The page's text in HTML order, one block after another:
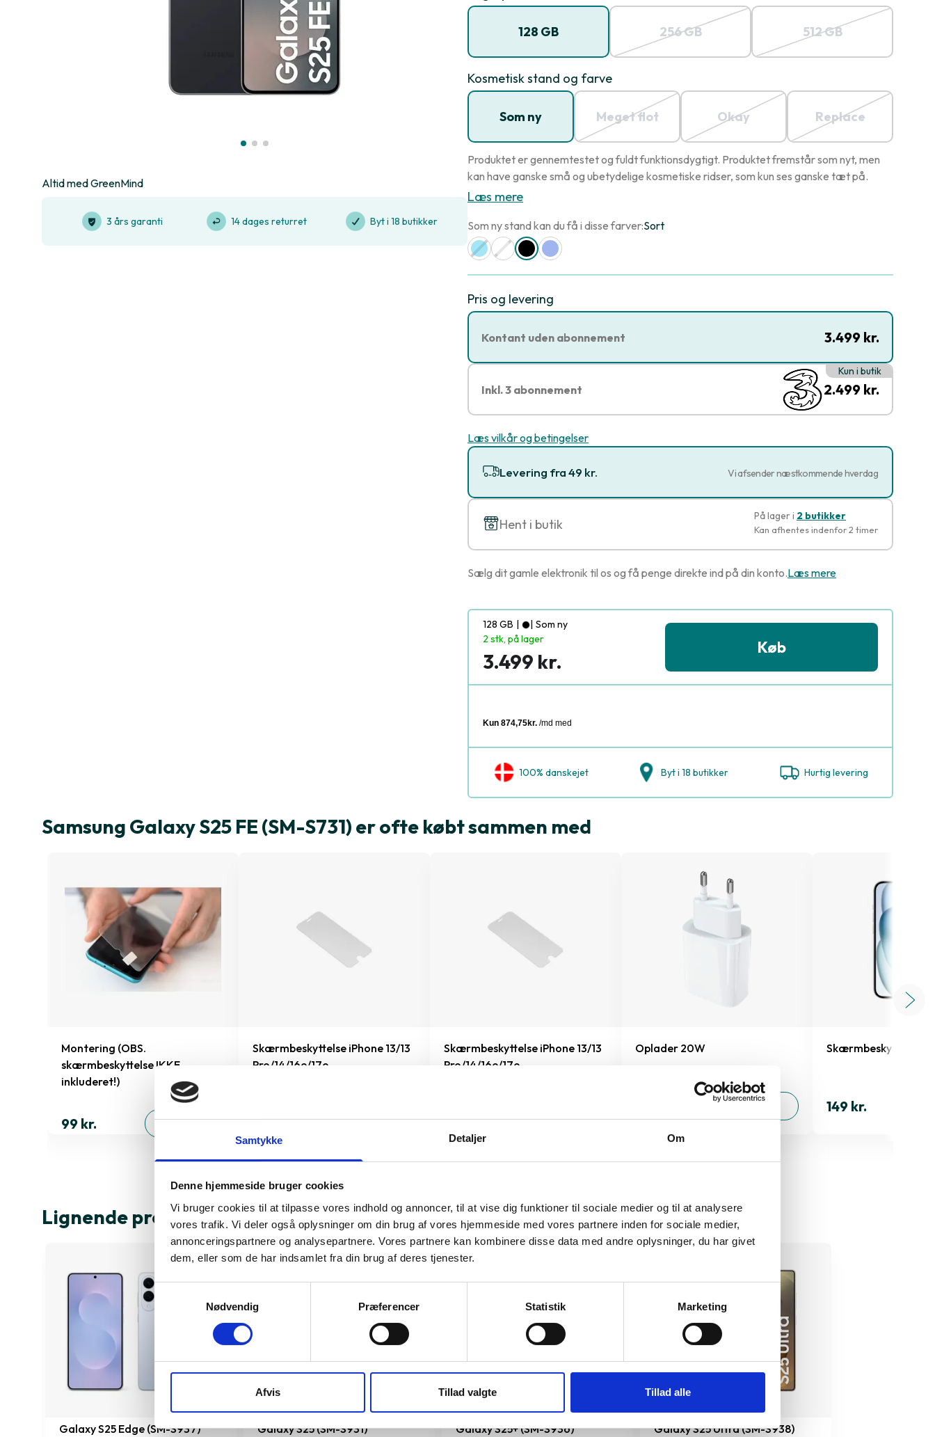
Samtykke Detaljer Om
Denne hjemmeside bruger cookies
Vi bruger cookies til at tilpasse vores indhold og annoncer, til at vise dig funktioner til sociale medier og til at analysere
vores trafik. Vi deler også oplysninger om din brug af vores hjemmeside med vores partnere inden for sociale medier,
annonceringspartnere og analysepartnere. Vores partnere kan kombinere disse data med andre oplysninger, du har givet
dem, eller som de har indsamlet fra din brug af deres tjenester.
Nødvendig
Præferencer Statistik Marketing
Afvis Tillad valgte Tillad alle
Altid med GreenMind
3 års garanti 14 dages returret Byt i 18 butikker
128 GB 256 GB 512 GB
Kosmetisk stand og farve
Som ny Meget flot Okay Replace
Produktet er gennemtestet og fuldt funktionsdygtigt. Produktet fremstår som nyt, men
kan have ganske små og ubetydelige kosmetiske ridser, som kun ses ganske tæt på.
Læs mere
Som ny stand kan du få i disse farver:Sort
Pris og levering
Kontant uden abonnement 3.499 kr.
Kun i butik
Inkl. 3 abonnement 2.499 kr.
Læs vilkår og betingelser
Levering fra 49 kr. Vi afsender næstkommende hverdag
Hent i butik
På lager i 2 butikker
Kan afhentes indenfor 2 timer
Sælg dit gamle elektronik til os og få penge direkte ind på din konto.Læs mere
128 GB | | Som ny
2 stk, på lager
3.499 kr.
Køb
100% danskejet Byt i 18 butikker Hurtig levering
Samsung Galaxy S25 FE (SM-S731) er ofte købt sammen med
Montering (OBS.
skærmbeskyttelse IKKE
inkluderet!)
99 kr. TILFØJ
Skærmbeskyttelse iPhone 13/13
Pro/14/16e/17e
Skærmbeskyttelse iPhone 13/13
Pro/14/16e/17e
Oplader 20W Skærmbeskyttelse
149 kr.
Lignende produkter
Galaxy S25 Edge (SM-S937) Galaxy S25 (SM-S931) Galaxy S25+ (SM-S936) Galaxy S25 Ultra (SM-S938)